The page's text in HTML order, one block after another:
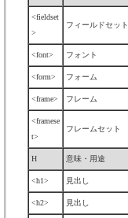
<fieldset
>
フィールドセット
<font> フォント
<form> フォーム
<frame> フレーム
<framese
t>
フレームセット
H 意味・用途
<h1> 見出し
<h2> 見出し